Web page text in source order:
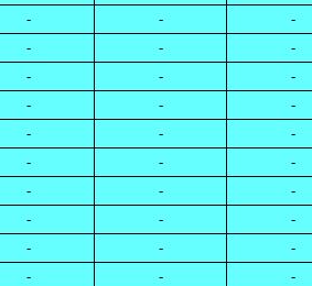
- -
-
- -
-
- -
-
- -
-
- -
-
- -
-
- -
-
- -
-
- -
-
- -
-